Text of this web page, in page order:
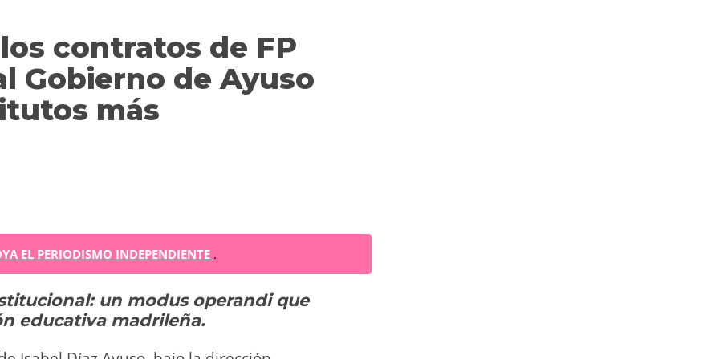
contratos de FP
Gobierno de Ayuso
más
EL PERIODISMO INDEPENDIENTE .
un modus operandi que
educativa madrileña.